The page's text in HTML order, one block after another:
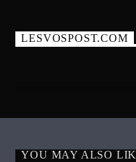
LESVOSPOST.COM
YOU MAY ALSO